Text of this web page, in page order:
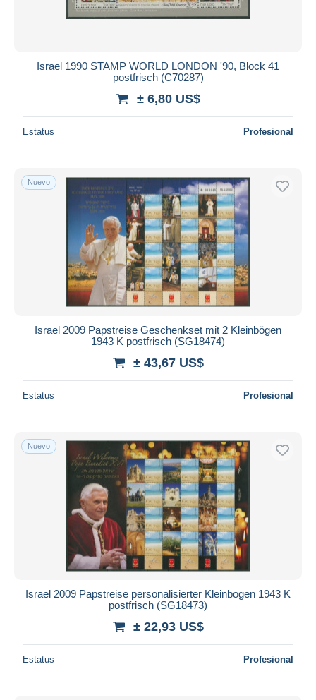
Israel 1990 STAMP WORLD LONDON '90, Block 41
postfrisch (C70287)
± 6,80 US$
Estatus Profesional
Nuevo
Israel 2009 Papstreise Geschenkset mit 2 Kleinbögen
1943 K postfrisch (SG18474)
± 43,67 US$
Estatus Profesional
Nuevo
Israel 2009 Papstreise personalisierter Kleinbogen 1943 K
postfrisch (SG18473)
± 22,93 US$
Estatus Profesional